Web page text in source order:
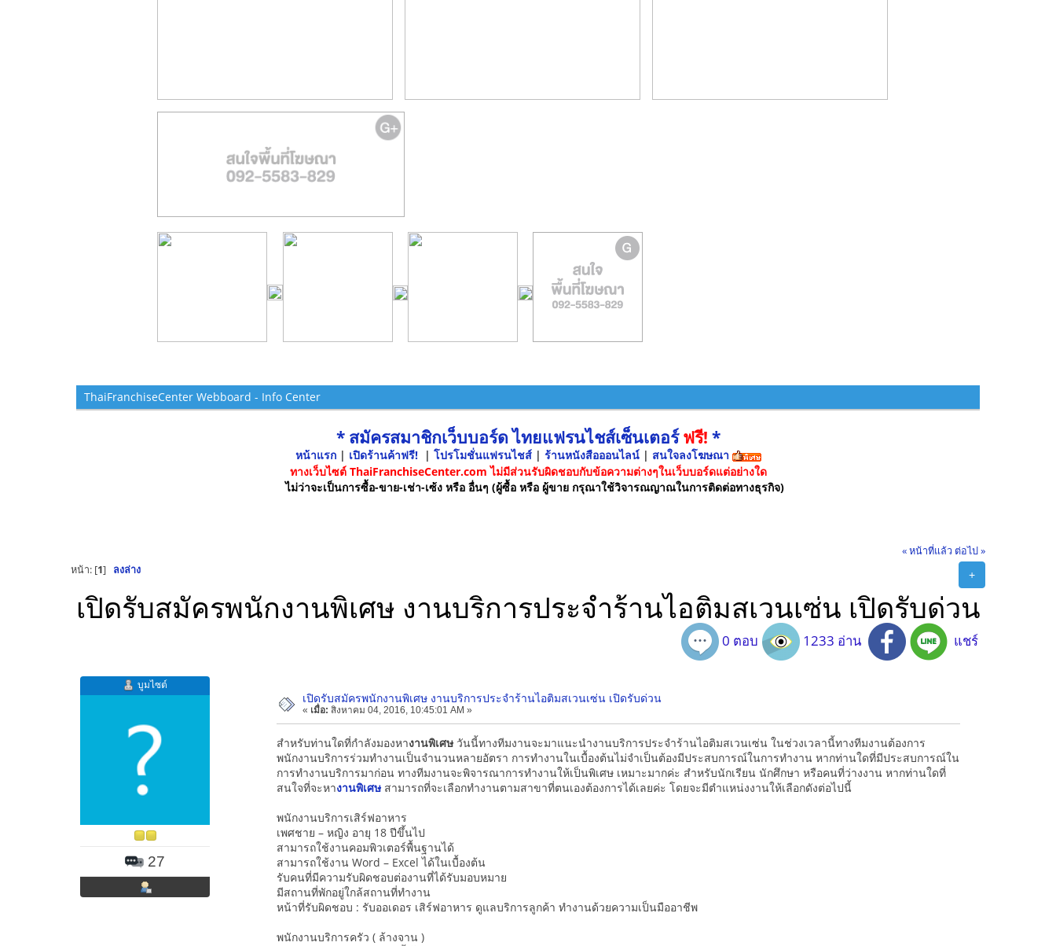
ThaiFranchiseCenter Webboard - Info Center
* สมัครสมาชิกเว็บบอร์ด ไทยแฟรนไชส์เซ็นเตอร์ฟรี! *
หน้าแรก| เปิดร้านค้าฟรี! | โปรโมชั่นแฟรนไชส์ | ร้านหนังสือออนไลน์ | สนใจลงโฆษณา
ทางเว็บไซต์ ThaiFranchiseCenter.com ไม่มีส่วนรับผิดชอบกับข้อความต่างๆในเว็บบอร์ดแต่อย่างใด
ไม่ว่าจะเป็นการซื้อ-ขาย-เช่า-เซ้ง หรือ อื่นๆ (ผู้ซื้อ หรือ ผู้ขาย กรุณาใช้วิจารณญาณในการติดต่อทางธุรกิจ)
« หน้าที่แล้ว ต่อไป »
+
หน้า: [1] ลงล่าง
เปิดรับสมัครพนักงานพิเศษ งานบริการประจำร้านไอติมสเวนเซ่น เปิดรับด่วน
0 ตอบ 1233 อ่าน แชร์
บูมไซต์
27
เปิดรับสมัครพนักงานพิเศษ งานบริการประจำร้านไอติมสเวนเซ่น เปิดรับด่วน
« เมื่อ: สิงหาคม 04, 2016, 10:45:01 AM »
สำหรับท่านใดที่กำลังมองหางานพิเศษ วันนี้ทางทีมงานจะมาแนะนำงานบริการประจำร้านไอติมสเวนเซ่น ในช่วงเวลานี้ทางทีมงานต้องการ
พนักงานบริการร่วมทำงานเป็นจำนวนหลายอัตรา การทำงานในเบื้องต้นไม่จำเป็นต้องมีประสบการณ์ในการทำงาน หากท่านใดที่มีประสบการณ์ใน
การทำงานบริการมาก่อน ทางทีมงานจะพิจารณาการทำงานให้เป็นพิเศษ เหมาะมากค่ะ สำหรับนักเรียน นักศึกษา หรือคนที่ว่างงาน หากท่านใดที่
สนใจที่จะหางานพิเศษสามารถที่จะเลือกทำงานตามสาขาที่ตนเองต้องการได้เลยค่ะ โดยจะมีตำแหน่งงานให้เลือกดังต่อไปนี้
พนักงานบริการเสิร์ฟอาหาร
เพศชาย – หญิง อายุ 18 ปีขึ้นไป
สามารถใช้งานคอมพิวเตอร์พื้นฐานได้
สามารถใช้งาน Word – Excel ได้ในเบื้องต้น
รับคนที่มีความรับผิดชอบต่องานที่ได้รับมอบหมาย
มีสถานที่พักอยู่ใกล้สถานที่ทำงาน
หน้าที่รับผิดชอบ : รับออเดอร เสิร์ฟอาหาร ดูแลบริการลูกค้า ทำงานด้วยความเป็นมืออาชีพ
พนักงานบริการครัว ( ล้างจาน )